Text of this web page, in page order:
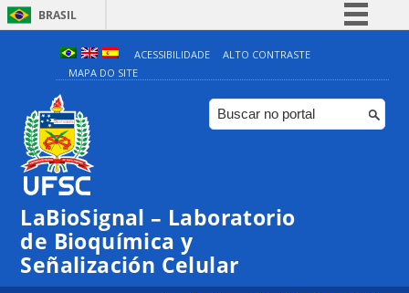
BRASIL
Simplifique!
Comunica BR
Participe
ACESSIBILIDADE
ALTO CONTRASTE
MAPA DO SITE
LaBioSignal – Laboratorio
de Bioquímica y
Señalización Celular